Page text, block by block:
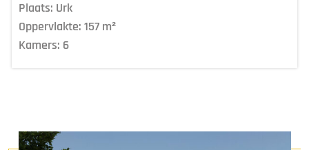
Plaats: Urk
Oppervlakte: 157 m²
Kamers: 6